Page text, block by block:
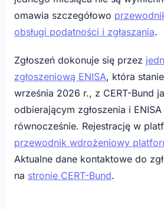
omawia szczegółowo
obsługi podatności i zgłaszania.
Zgłoszeń dokonuje się przez
zgłoszeniową ENISA, która
września 2026 r., z CERT-Bund
odbierającym zgłoszenia i
równocześnie. Rejestrację w
przewodnik wdrożeniowy
Aktualne dane kontaktowe do
na stronie CERT-Bund.